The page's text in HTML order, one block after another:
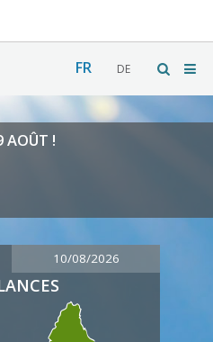
FR DE
AOÛT !
10/08/2026